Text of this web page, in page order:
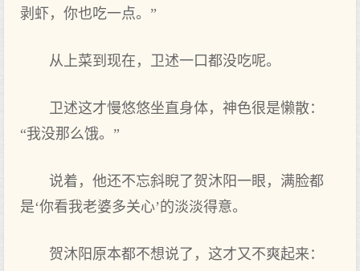
剥虾，你也吃一点。”
从上菜到现在，卫述一口都没吃呢。
卫述这才慢悠悠坐直身体，神色很是懒散：
“我没那么饿。”
说着，他还不忘斜睨了贺沐阳一眼，满脸都
是‘你看我老婆多关心’的淡淡得意。
贺沐阳原本都不想说了，这才又不爽起来：